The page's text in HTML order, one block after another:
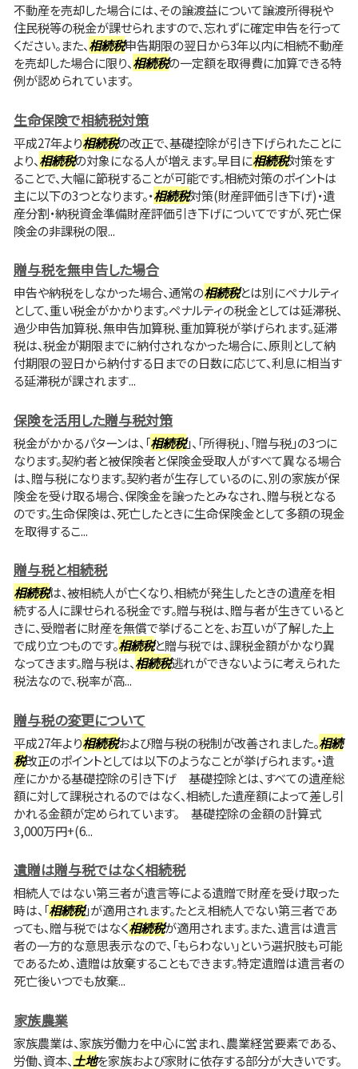
不動産を売却した場合には、その譲渡益について譲渡所得税や
住民税等の税金が課せられますので、忘れずに確定申告を行って
ください。また、相続税申告期限の翌日から3年以内に相続不動産
を売却した場合に限り、相続税の一定額を取得費に加算できる特
例が認められています。
生命保険で相続税対策
平成27年より相続税の改正で、基礎控除が引き下げられたことに
より、相続税の対象になる人が増えます。早目に相続税対策をす
ることで、大幅に節税することが可能です。相続対策のポイントは
主に以下の3つとなります。・相続税対策(財産評価引き下げ)・遺
産分割・納税資金準備財産評価引き下げについてですが、死亡保
険金の非課税の限...
贈与税を無申告した場合
申告や納税をしなかった場合、通常の相続税とは別にペナルティ
として、重い税金がかかります。ペナルティの税金としては延滞税、
過少申告加算税、無申告加算税、重加算税が挙げられます。延滞
税は、税金が期限までに納付されなかった場合に、原則として納
付期限の翌日から納付する日までの日数に応じて、利息に相当す
る延滞税が課されます...
保険を活用した贈与税対策
税金がかかるパターンは、「相続税」、「所得税」、「贈与税」の3つに
なります。契約者と被保険者と保険金受取人がすべて異なる場合
は、贈与税になります。契約者が生存しているのに、別の家族が保
険金を受け取る場合、保険金を譲ったとみなされ、贈与税となる
のです。生命保険は、死亡したときに生命保険金として多額の現金
を取得するこ...
贈与税と相続税
相続税は、被相続人が亡くなり、相続が発生したときの遺産を相
続する人に課せられる税金です。贈与税は、贈与者が生きていると
きに、受贈者に財産を無償で挙げることを、お互いが了解した上
で成り立つものです。相続税と贈与税では、課税金額がかなり異
なってきます。贈与税は、相続税逃れができないように考えられた
税法なので、税率が高...
贈与税の変更について
平成27年より相続税および贈与税の税制が改善されました。相続
税改正のポイントとしては以下のようなことが挙げられます。・遺
産にかかる基礎控除の引き下げ 基礎控除とは、すべての遺産総
額に対して課税されるのではなく、相続した遺産額によって差し引
かれる金額が定められています。 基礎控除の金額の計算式
3,000万円+(6...
遺贈は贈与税ではなく相続税
相続人ではない第三者が遺言等による遺贈で財産を受け取った
時は、「相続税」が適用されます。たとえ相続人でない第三者であ
っても、贈与税ではなく相続税が適用されます。また、遺言は遺言
者の一方的な意思表示なので、「もらわない」という選択肢も可能
であるため、遺贈は放棄することもできます。特定遺贈は遺言者の
死亡後いつでも放棄...
家族農業
家族農業は、家族労働力を中心に営まれ、農業経営要素である、
労働、資本、土地を家族および家財に依存する部分が大きいです。